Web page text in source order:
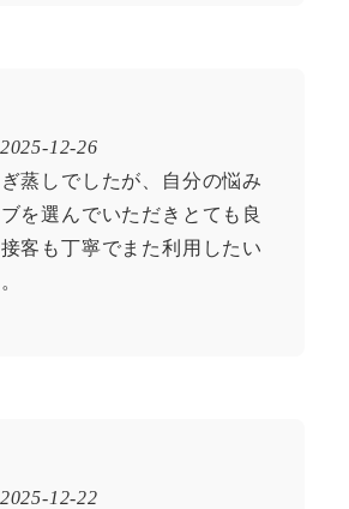
2025-12-26
蒸しでしたが、自分の悩み
を選んでいただきとても良
客も丁寧でまた利用したい
2025-12-22